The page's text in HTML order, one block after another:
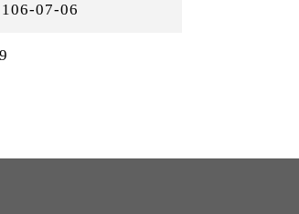
106-07-06